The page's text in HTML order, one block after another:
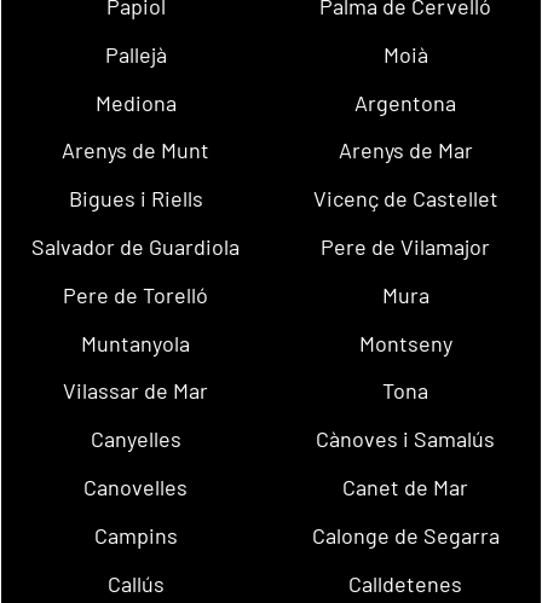
Papiol
Palma de Cervelló
Pallejà
Moià
Mediona
Argentona
Arenys de Munt
Arenys de Mar
Bigues i Riells
Vicenç de Castellet
Salvador de Guardiola
Pere de Vilamajor
Pere de Torelló
Mura
Muntanyola
Montseny
Vilassar de Mar
Tona
Canyelles
Cànoves i Samalús
Canovelles
Canet de Mar
Campins
Calonge de Segarra
Callús
Calldetenes